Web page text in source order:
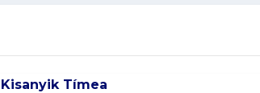
Kisanyik Tímea